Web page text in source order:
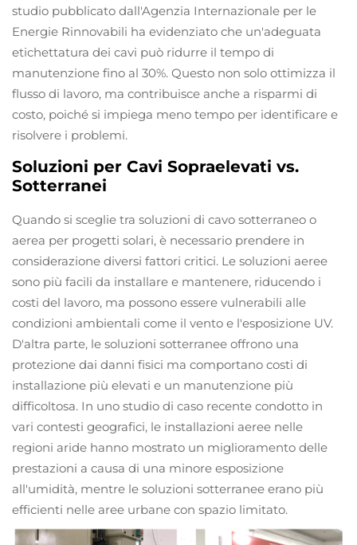
studio pubblicato dall'Agenzia Internazionale per le
Energie Rinnovabili ha evidenziato che un'adeguata
etichettatura dei cavi può ridurre il tempo di
manutenzione fino al 30%. Questo non solo ottimizza il
flusso di lavoro, ma contribuisce anche a risparmi di
costo, poiché si impiega meno tempo per identificare e
risolvere i problemi.
Soluzioni per Cavi Sopraelevati vs.
Sotterranei
Quando si sceglie tra soluzioni di cavo sotterraneo o
aerea per progetti solari, è necessario prendere in
considerazione diversi fattori critici. Le soluzioni aeree
sono più facili da installare e mantenere, riducendo i
costi del lavoro, ma possono essere vulnerabili alle
condizioni ambientali come il vento e l'esposizione UV.
D'altra parte, le soluzioni sotterranee offrono una
protezione dai danni fisici ma comportano costi di
installazione più elevati e un manutenzione più
difficoltosa. In uno studio di caso recente condotto in
vari contesti geografici, le installazioni aeree nelle
regioni aride hanno mostrato un miglioramento delle
prestazioni a causa di una minore esposizione
all'umidità, mentre le soluzioni sotterranee erano più
efficienti nelle aree urbane con spazio limitato.